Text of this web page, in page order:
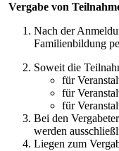
Vergabe von
Nach der
Familienbildung
Soweit die
für
für
für
Bei den
werden
Liegen zum